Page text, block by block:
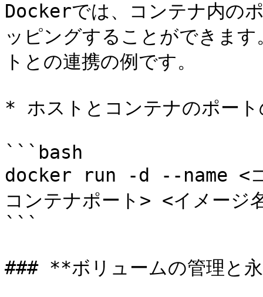
Dockerでは、コンテナ内の
ッピングすることができま
トとの連携の例です。
* ホストとコンテナのポー
```bash
docker run -d --name <コ
コンテナポート> <イメージ
```
### **ボリュームの管理と